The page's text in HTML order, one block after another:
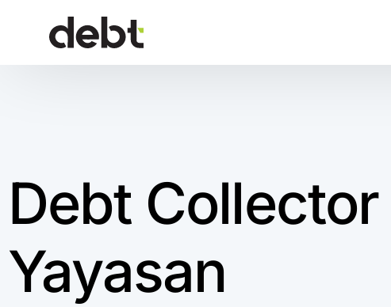
Debt Collector
Yayasan